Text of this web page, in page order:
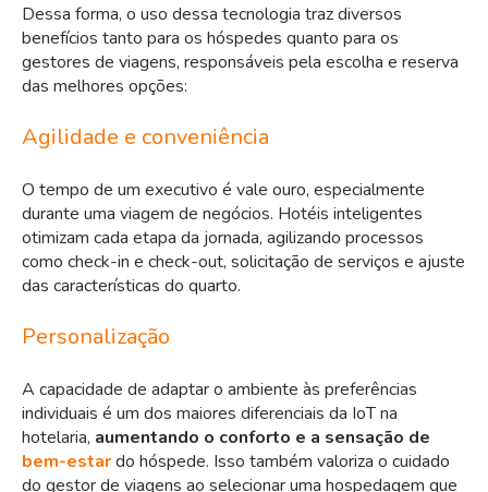
Dessa forma, o uso dessa tecnologia traz diversos
benefícios tanto para os hóspedes quanto para os
gestores de viagens, responsáveis pela escolha e reserva
das melhores opções:
Agilidade e conveniência
O tempo de um executivo é vale ouro, especialmente
durante uma viagem de negócios. Hotéis inteligentes
otimizam cada etapa da jornada, agilizando processos
como check-in e check-out, solicitação de serviços e ajuste
das características do quarto.
Personalização
A capacidade de adaptar o ambiente às preferências
individuais é um dos maiores diferenciais da IoT na
hotelaria, aumentando o conforto e a sensação de
bem-estardo hóspede. Isso também valoriza o cuidado
do gestor de viagens ao selecionar uma hospedagem que